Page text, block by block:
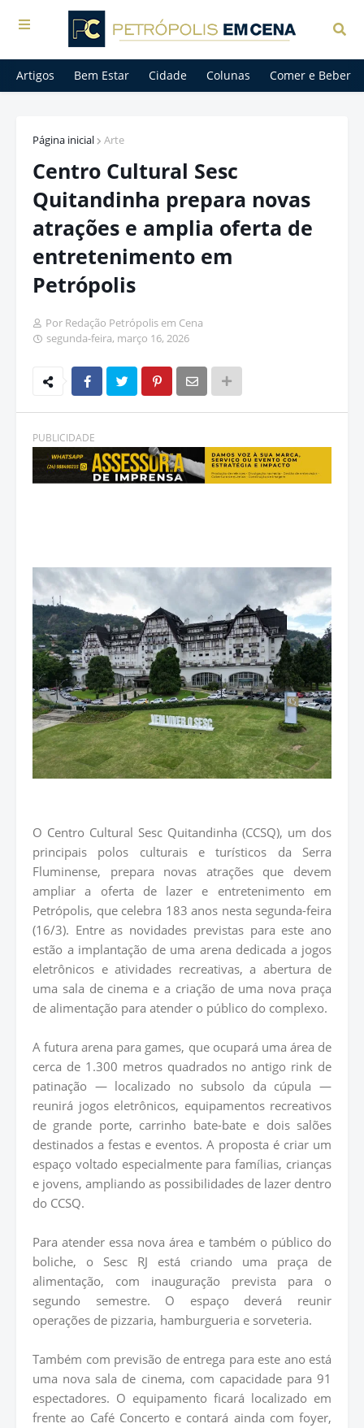
Artigos Bem Estar Cidade Colunas Comer e Beber
Página inicial Arte
Centro Cultural Sesc
Quitandinha prepara novas
atrações e amplia oferta de
entretenimento em
Petrópolis
Por Redação Petrópolis em Cena
segunda-feira, março 16, 2026
PUBLICIDADE
O Centro Cultural Sesc Quitandinha (CCSQ), um dos
principais polos culturais e turísticos da Serra
Fluminense, prepara novas atrações que devem
ampliar a oferta de lazer e entretenimento em
Petrópolis, que celebra 183 anos nesta segunda-feira
(16/3). Entre as novidades previstas para este ano
estão a implantação de uma arena dedicada a jogos
eletrônicos e atividades recreativas, a abertura de
uma sala de cinema e a criação de uma nova praça
de alimentação para atender o público do complexo.
A futura arena para games, que ocupará uma área de
cerca de 1.300 metros quadrados no antigo rink de
patinação — localizado no subsolo da cúpula —
reunirá jogos eletrônicos, equipamentos recreativos
de grande porte, carrinho bate-bate e dois salões
destinados a festas e eventos. A proposta é criar um
espaço voltado especialmente para famílias, crianças
e jovens, ampliando as possibilidades de lazer dentro
do CCSQ.
Para atender essa nova área e também o público do
boliche, o Sesc RJ está criando uma praça de
alimentação, com inauguração prevista para o
segundo semestre. O espaço deverá reunir
operações de pizzaria, hamburgueria e sorveteria.
Também com previsão de entrega para este ano está
uma nova sala de cinema, com capacidade para 91
espectadores. O equipamento ficará localizado em
frente ao Café Concerto e contará ainda com foyer,